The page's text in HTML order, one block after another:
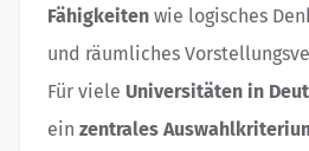
Fähigkeiten wie logisches
und räumliches
Für viele Universitäten in
ein zentrales